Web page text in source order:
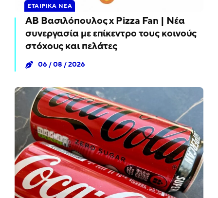
ΕΤΑΙΡΙΚΆ ΝΈΑ
ΑΒ Βασιλόπουλος x Pizza Fan | Νέα
συνεργασία με επίκεντρο τους κοινούς
στόχους και πελάτες
06 / 08 / 2026